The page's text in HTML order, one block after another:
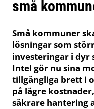
små
Små kommuner
lösningar som
investeringar i dyr
Intel gör nu sina
tillgängliga brett i
på lägre
säkrare hantering